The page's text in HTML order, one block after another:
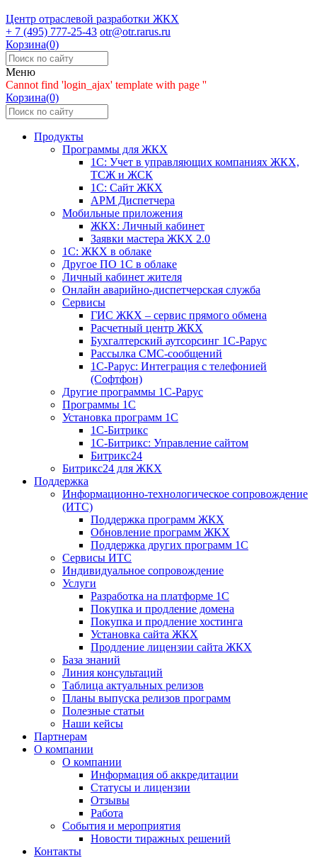
Центр отраслевой разработки ЖКХ
+ 7 (495) 777-25-43 otr@otr.rarus.ru
Корзина(0)
Меню
Cannot find 'login_ajax' template with page ''
Корзина(0)
Продукты
Программы для ЖКХ
1С: Учет в управляющих компаниях ЖКХ,
ТСЖ и ЖСК
1С: Сайт ЖКХ
АРМ Диспетчера
Мобильные приложения
ЖКХ: Личный кабинет
Заявки мастера ЖКХ 2.0
1С: ЖКХ в облаке
Другое ПО 1С в облаке
Личный кабинет жителя
Онлайн аварийно-диспетчерская служба
Сервисы
ГИС ЖКХ – сервис прямого обмена
Расчетный центр ЖКХ
Бухгалтерский аутсорсинг 1С-Рарус
Рассылка СМС-сообщений
1С-Рарус: Интеграция с телефонией
(Софтфон)
Другие программы 1С-Рарус
Программы 1С
Установка программ 1С
1С-Битрикс
1С-Битрикс: Управление сайтом
Битрикс24
Битрикс24 для ЖКХ
Поддержка
Информационно-технологическое сопровождение
(ИТС)
Поддержка программ ЖКХ
Обновление программ ЖКХ
Поддержка других программ 1С
Сервисы ИТС
Индивидуальное сопровождение
Услуги
Разработка на платформе 1С
Покупка и продление домена
Покупка и продление хостинга
Установка сайта ЖКХ
Продление лицензии сайта ЖКХ
База знаний
Линия консультаций
Таблица актуальных релизов
Планы выпуска релизов программ
Полезные статьи
Наши кейсы
Партнерам
О компании
О компании
Информация об аккредитации
Статусы и лицензии
Отзывы
Работа
События и мероприятия
Новости тиражных решений
Контакты